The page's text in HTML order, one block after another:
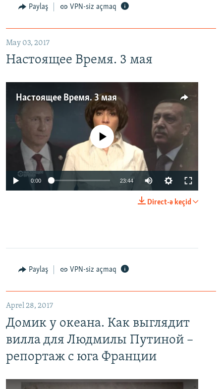
Paylaş VPN-siz açmaq
May 03, 2017
Настоящее Время. 3 мая
Настоящее Время. 3 мая
No media source currently available
0:00 23:44
Direct-ə keçid
Paylaş VPN-siz açmaq
Aprel 28, 2017
Домик у океана. Как выглядит
вилла для Людмилы Путиной –
репортаж с юга Франции